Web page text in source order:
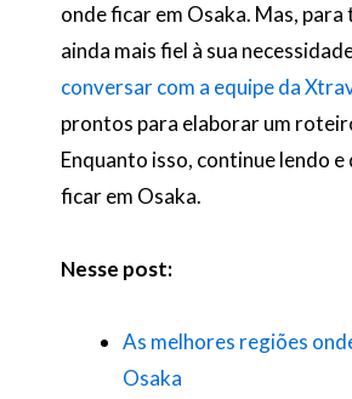
onde ficar em Osaka. Mas,
ainda mais fiel à sua
conversar com a equipe da
prontos para elaborar um
Enquanto isso, continue lendo
ficar em Osaka.
Nesse post:
As melhores regiões
Osaka